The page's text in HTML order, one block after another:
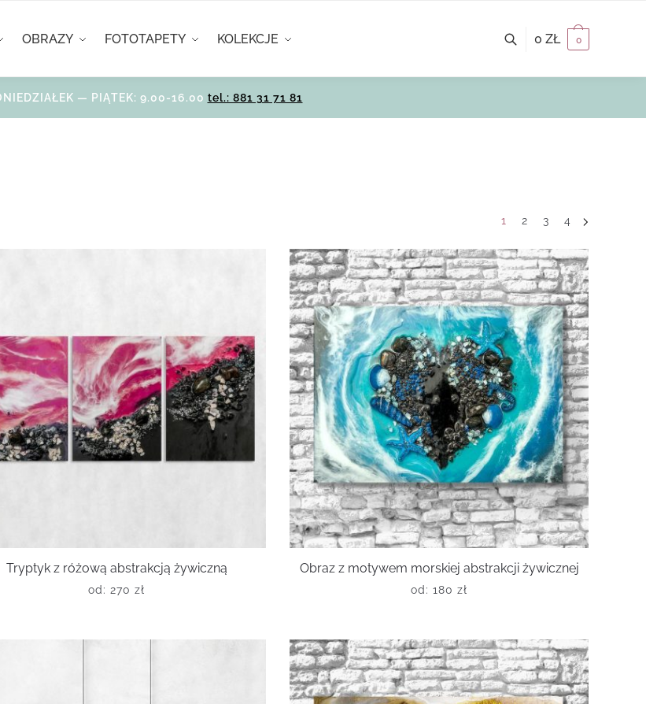
OBRAZY FOTOTAPETY KOLEKCJE 0 ZŁ 0
— PIĄTEK: 9.00-16.00 tel.: 881 31 71 81
1 2 3 4
Tryptyk z różową abstrakcją żywiczną
od: 270zł
Obraz z motywem morskiej abstrakcji żywicznej
od:180zł